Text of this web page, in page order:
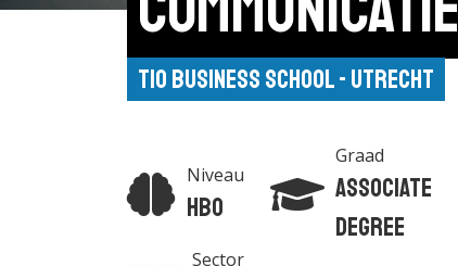
Tio Business School - Utrecht
Niveau
Hbo
Graad
Associate
degree
Sector